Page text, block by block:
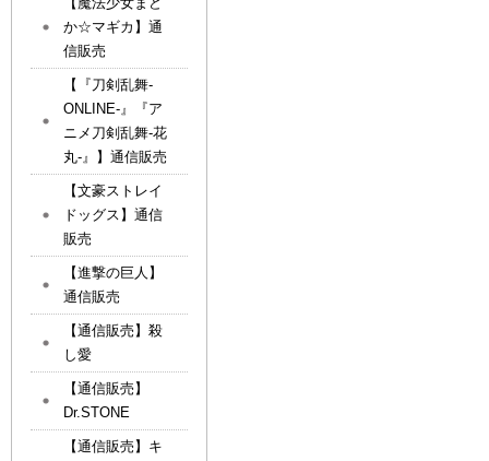
か☆マギカ】通
信販売
【『刀剣乱舞-
ONLINE-』『ア
ニメ刀剣乱舞-花
丸-』】通信販売
【文豪ストレイ
ドッグス】通信
販売
【進撃の巨人】
通信販売
【通信販売】殺
し愛
【通信販売】
Dr.STONE
【通信販売】キ